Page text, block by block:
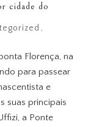
cidade do
Florença, na
para passear
e
suas principais
a Ponte